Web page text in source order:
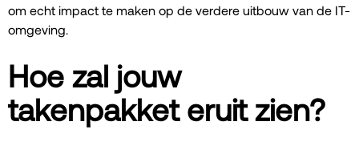
om echt impact te maken op de verdere uitbouw van de IT-
omgeving.
Hoe zal jouw
takenpakket eruit zien?